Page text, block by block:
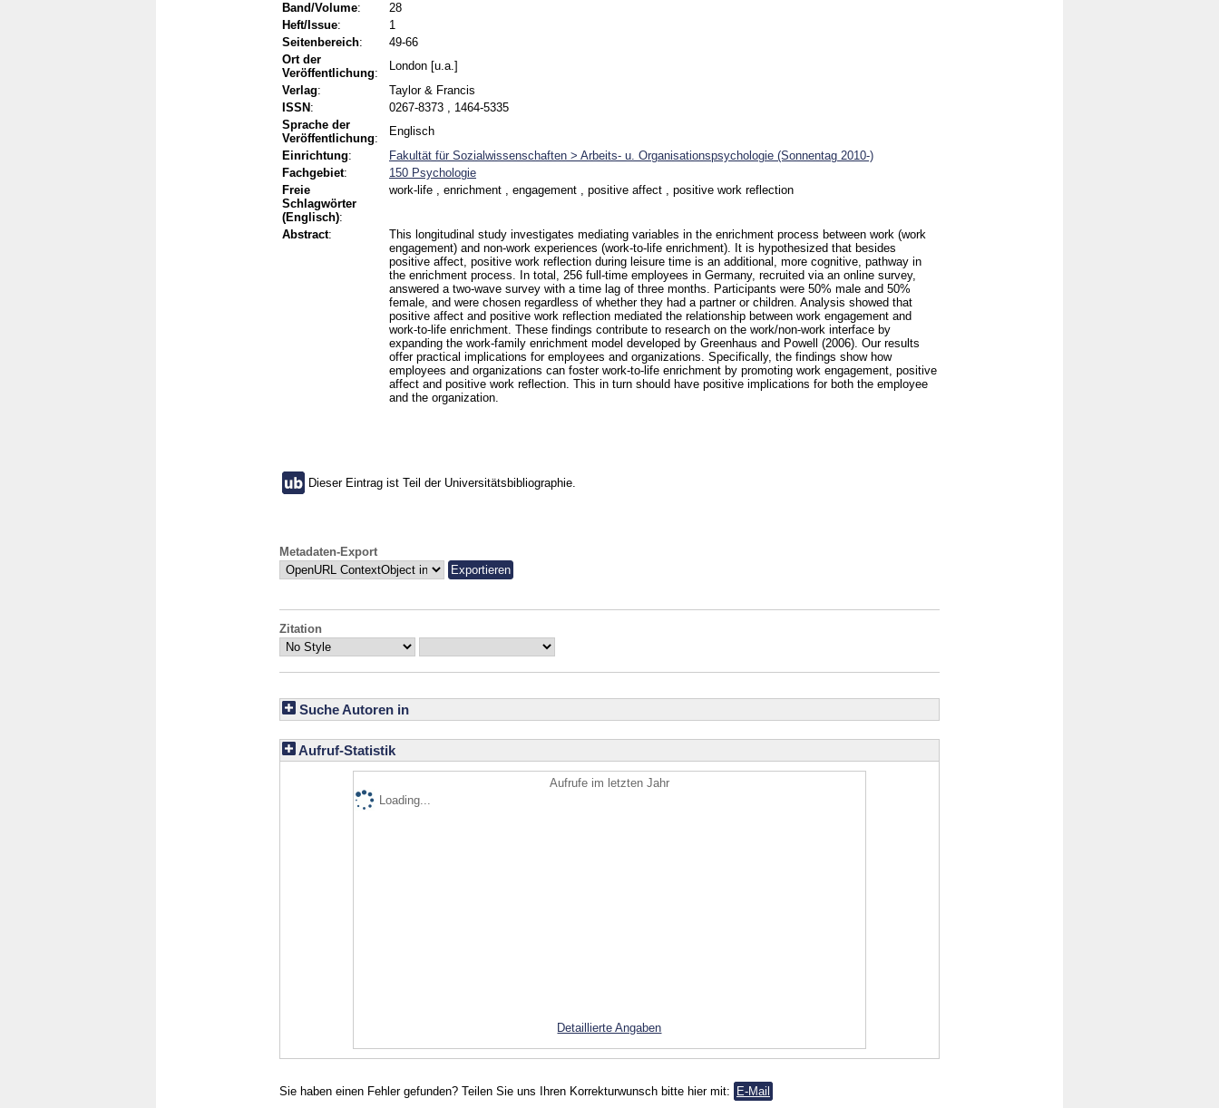
Band/Volume:
28
Heft/Issue:
1
Seitenbereich:
49-66
Ort der
Veröffentlichung:
London [u.a.]
Verlag:
Taylor & Francis
ISSN :
0267-8373 , 1464-5335
Sprache der
Veröffentlichung:
Englisch
Einrichtung:
Fakultät für Sozialwissenschaften > Arbeits- u. Organisationspsychologie (Sonnentag 2010-)
Fachgebiet:
150 Psychologie
Freie
Schlagwörter
(Englisch):
work-life , enrichment , engagement , positive affect , positive work reflection
Abstract:
This longitudinal study investigates mediating variables in the enrichment process between work (work
engagement) and non-work experiences (work-to-life enrichment). It is hypothesized that besides
positive affect, positive work reflection during leisure time is an additional, more cognitive, pathway in
the enrichment process. In total, 256 full-time employees in Germany, recruited via an online survey,
answered a two-wave survey with a time lag of three months. Participants were 50% male and 50%
female, and were chosen regardless of whether they had a partner or children. Analysis showed that
positive affect and positive work reflection mediated the relationship between work engagement and
work-to-life enrichment. These findings contribute to research on the work/non-work interface by
expanding the work-family enrichment model developed by Greenhaus and Powell (2006). Our results
offer practical implications for employees and organizations. Specifically, the findings show how
employees and organizations can foster work-to-life enrichment by promoting work engagement, positive
affect and positive work reflection. This in turn should have positive implications for both the employee
and the organization.
Dieser Eintrag ist Teil der Universitätsbibliographie.
Metadaten-Export
Zitation
Suche Autoren in
Aufruf-Statistik
Aufrufe im letzten Jahr
Loading...
Detaillierte Angaben
Sie haben einen Fehler gefunden? Teilen Sie uns Ihren Korrekturwunsch bitte hier mit: E-Mail